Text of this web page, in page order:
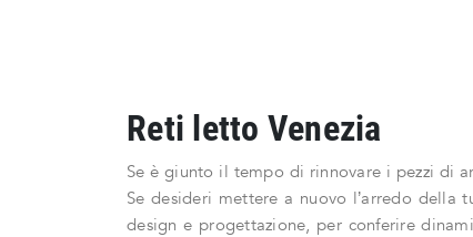
Reti letto Venezia
Se è giunto il tempo di rinnovare i pezzi di
Se desideri mettere a nuovo l’arredo della
design e progettazione, per conferire